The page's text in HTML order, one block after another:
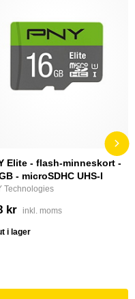
Elite - flash-minneskort -
- microSDHC UHS-I
Technologies
kr inkl. moms
i lager